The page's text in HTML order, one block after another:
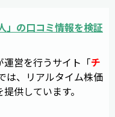
」の口コミ情報を検証
運営を行うサイト「チ
は、リアルタイム株価
供しています。